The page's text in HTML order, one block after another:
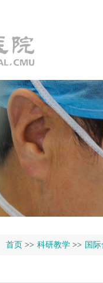
首页 >> 科研教学 >> 国